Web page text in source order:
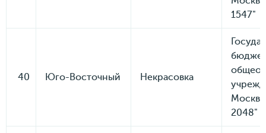
1547"
40 Юго-Восточный Некрасовка
2048"